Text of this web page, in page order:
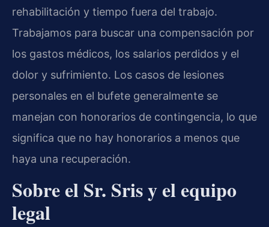
rehabilitación y tiempo fuera del trabajo.
Trabajamos para buscar una compensación por
los gastos médicos, los salarios perdidos y el
dolor y sufrimiento. Los casos de lesiones
personales en el bufete generalmente se
manejan con honorarios de contingencia, lo que
significa que no hay honorarios a menos que
haya una recuperación.
Sobre el Sr. Sris y el equipo
legal